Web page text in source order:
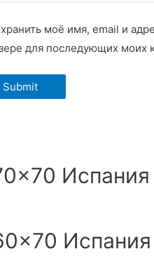
моё имя, email и
для последующих моих
Испания
Испания